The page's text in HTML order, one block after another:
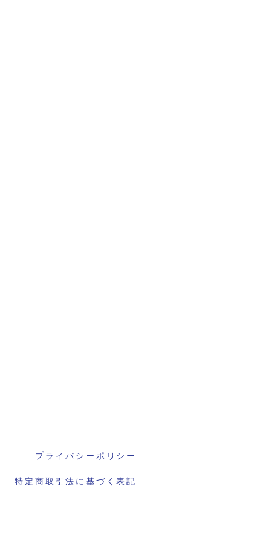
プライバシーポリシー
特定商取引法に基づく表記